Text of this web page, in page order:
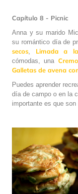
Capítulo 8 - Picnic
Anna y su marido
su romántico día de
secos
Limada a
cómodas, una
Galletas de avena
Puedes aprender
día de campo o en la
importante es que son